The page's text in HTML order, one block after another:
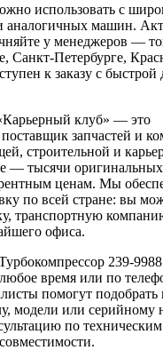
использовать с
аналогичных машин.
у менеджеров —
Санкт-Петербурге,
к заказу с быстрой
клуб» — это
запчастей и
строительной и
— тысячи
ценам. Мы
по всей стране: вы
транспортную
офиса.
239-
время или по
помогут
модели или серийному
по техническим